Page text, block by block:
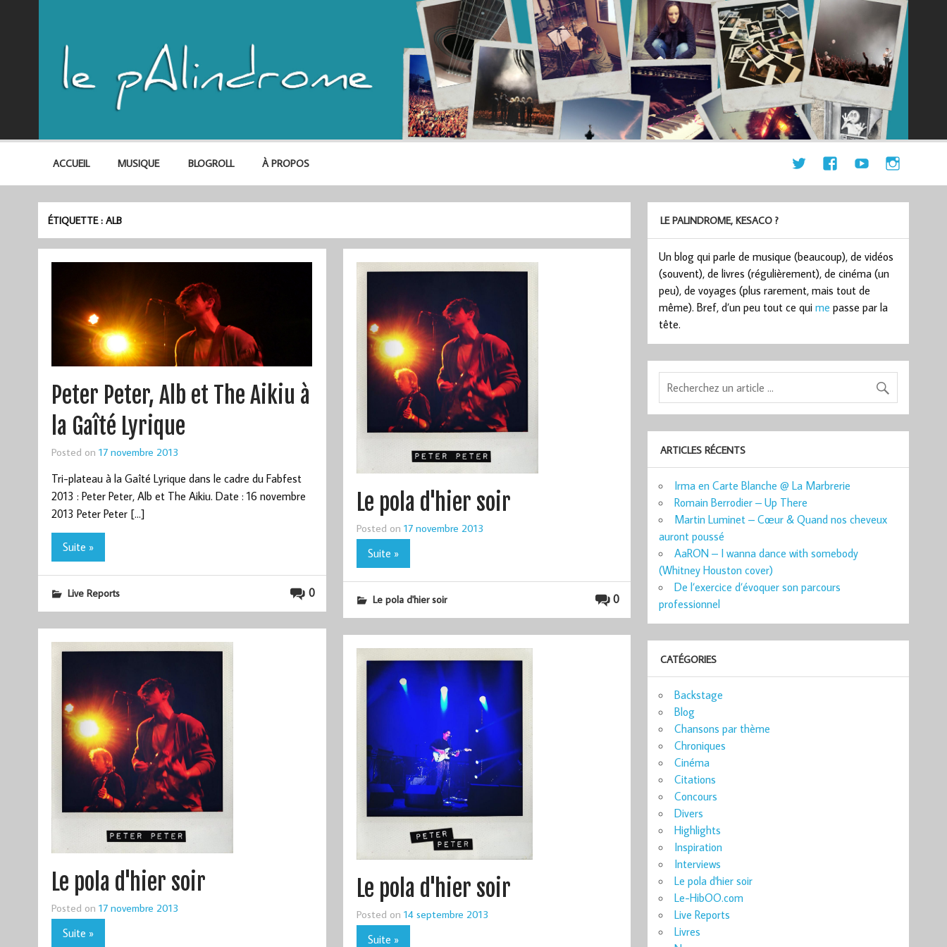
ACCUEIL MUSIQUE BLOGROLL À PROPOS
ÉTIQUETTE :ALB
Peter Peter, Alb et The Aikiu à
la Gaîté Lyrique
Posted on 17 novembre 2013
Tri-plateau à la Gaîté Lyrique dans le cadre du Fabfest
2013 : Peter Peter, Alb et The Aikiu. Date : 16 novembre
2013 Peter Peter […]
Suite »
0
Live Reports
Le pola d'hier soir
Posted on 17 novembre 2013
Suite »
0
Le pola d'hier soir
Le pola d'hier soir
Posted on 17 novembre 2013
Suite »
Le pola d'hier soir
Posted on 14 septembre 2013
Suite »
LE PALINDROME, KESACO ?
Un blog qui parle de musique (beaucoup), de vidéos
(souvent), de livres (régulièrement), de cinéma (un
peu), de voyages (plus rarement, mais tout de
même). Bref, d’un peu tout ce quime passe par la
tête.
ARTICLES RÉCENTS
Irma en Carte Blanche @ La Marbrerie
Romain Berrodier – Up There
Martin Luminet – Cœur & Quand nos cheveux
auront poussé
AaRON – I wanna dance with somebody
(Whitney Houston cover)
De l’exercice d’évoquer son parcours
professionnel
CATÉGORIES
Backstage
Blog
Chansons par thème
Chroniques
Cinéma
Citations
Concours
Divers
Highlights
Inspiration
Interviews
Le pola d'hier soir
Le-HibOO.com
Live Reports
Livres